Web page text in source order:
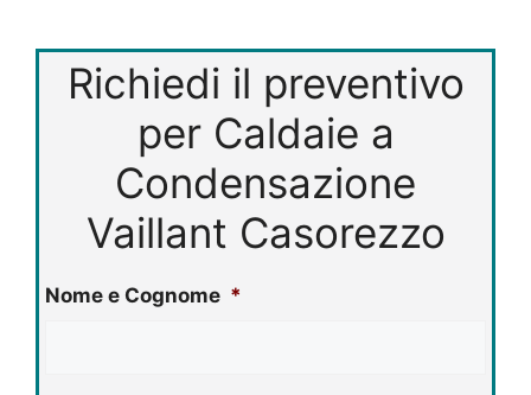
Richiedi il preventivo
per Caldaie a
Condensazione
Vaillant Casorezzo
Nome e Cognome *